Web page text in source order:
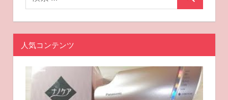
人気コンテンツ